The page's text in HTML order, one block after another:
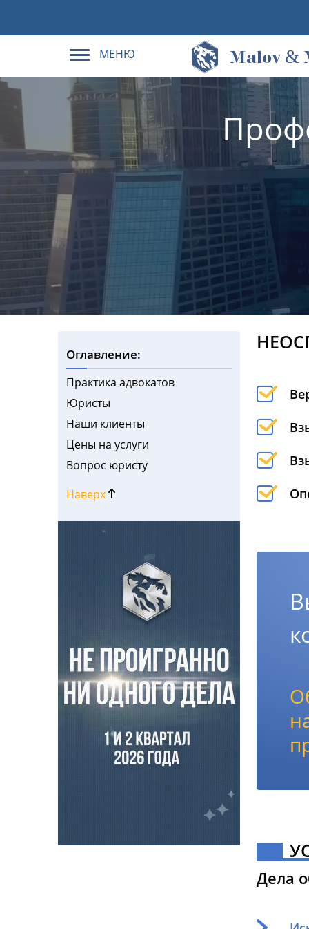
МЕНЮ Malov &
Оглавление:
Практика адвокатов
Юристы
Наши клиенты
Цены на услуги
Вопрос юристу
Наверх
Дела